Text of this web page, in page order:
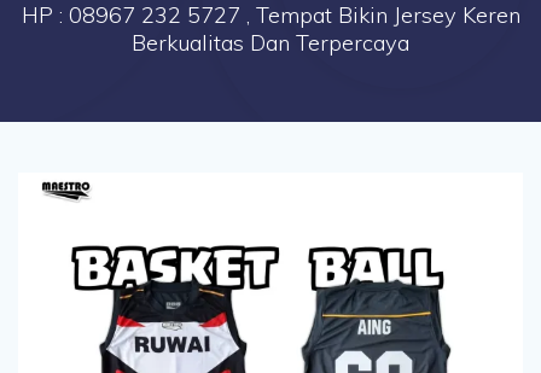
HP : 08967 232 5727 , Tempat Bikin Jersey Keren
Berkualitas Dan Terpercaya